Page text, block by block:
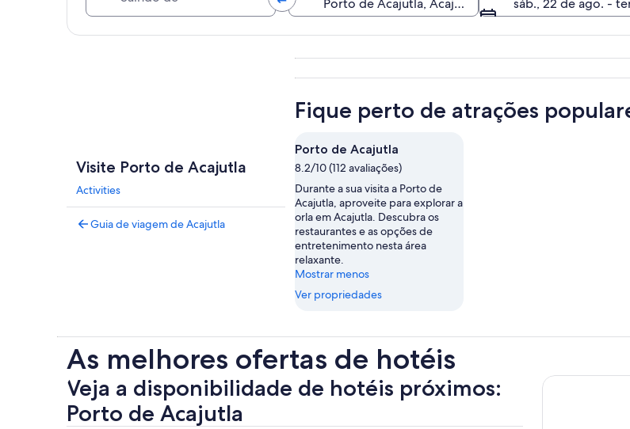
sáb., 22 de ago. -
Visite Porto de Acajutla
Activities
Guia de viagem de Acajutla
Fique perto de atrações
Porto de Acajutla
8.2/10 (112 avaliações)
Durante a sua visita a Porto de
Acajutla, aproveite para explorar a
orla em Acajutla. Descubra os
restaurantes e as opções de
entretenimento nesta área
relaxante.
Mostrar menos
Ver propriedades
As melhores ofertas de hotéis
Veja a disponibilidade de hotéis próximos:
Porto de Acajutla